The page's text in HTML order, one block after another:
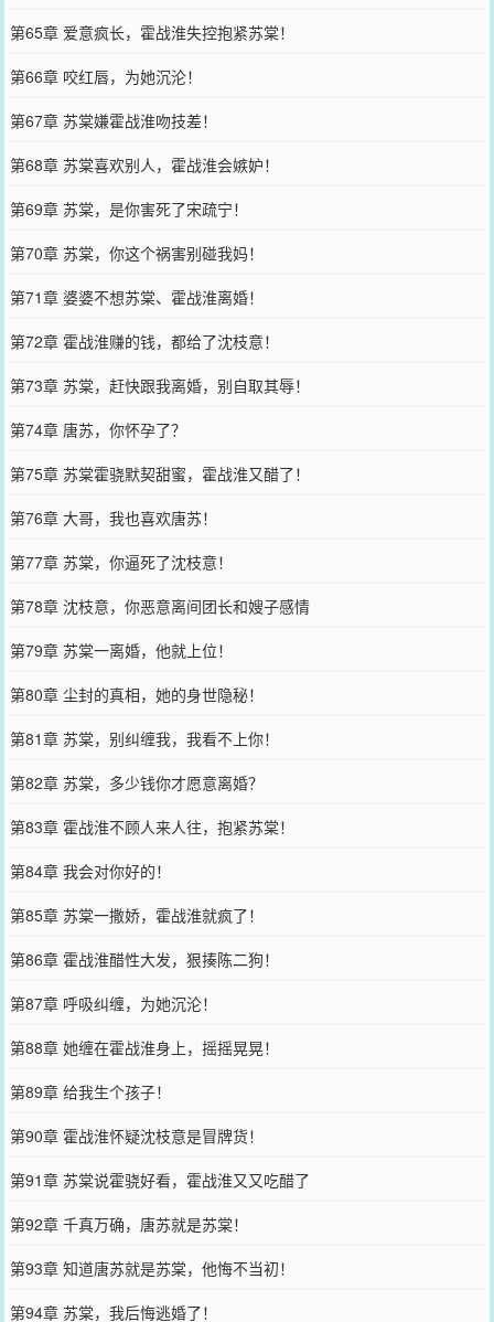
第65章 爱意疯长，霍战淮失控抱紧苏棠！
第66章 咬红唇，为她沉沦！
第67章 苏棠嫌霍战淮吻技差！
第68章 苏棠喜欢别人，霍战淮会嫉妒！
第69章 苏棠，是你害死了宋疏宁！
第70章 苏棠，你这个祸害别碰我妈！
第71章 婆婆不想苏棠、霍战淮离婚！
第72章 霍战淮赚的钱，都给了沈枝意！
第73章 苏棠，赶快跟我离婚，别自取其辱！
第74章 唐苏，你怀孕了？
第75章 苏棠霍骁默契甜蜜，霍战淮又醋了！
第76章 大哥，我也喜欢唐苏！
第77章 苏棠，你逼死了沈枝意！
第78章 沈枝意，你恶意离间团长和嫂子感情
第79章 苏棠一离婚，他就上位！
第80章 尘封的真相，她的身世隐秘！
第81章 苏棠，别纠缠我，我看不上你！
第82章 苏棠，多少钱你才愿意离婚？
第83章 霍战淮不顾人来人往，抱紧苏棠！
第84章 我会对你好的！
第85章 苏棠一撒娇，霍战淮就疯了！
第86章 霍战淮醋性大发，狠揍陈二狗！
第87章 呼吸纠缠，为她沉沦！
第88章 她缠在霍战淮身上，摇摇晃晃！
第89章 给我生个孩子！
第90章 霍战淮怀疑沈枝意是冒牌货！
第91章 苏棠说霍骁好看，霍战淮又又吃醋了
第92章 千真万确，唐苏就是苏棠！
第93章 知道唐苏就是苏棠，他悔不当初！
第94章 苏棠，我后悔逃婚了！